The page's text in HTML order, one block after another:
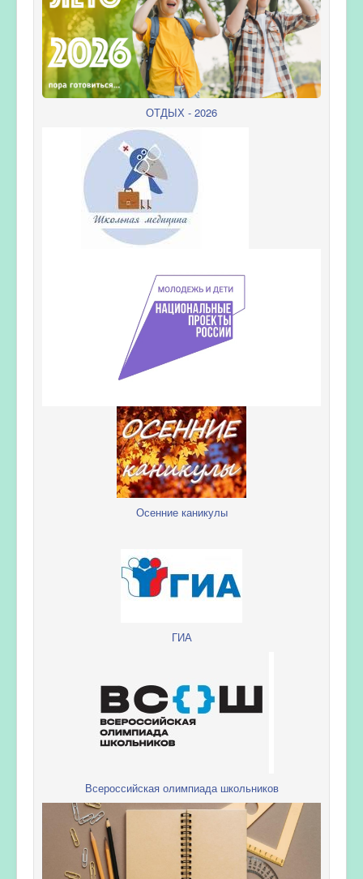
ОТДЫХ - 2026
Осенние каникулы
ГИА
Всероссийская олимпиада школьников